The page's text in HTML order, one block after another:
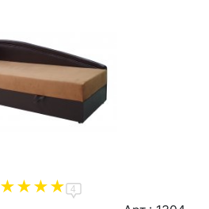
4